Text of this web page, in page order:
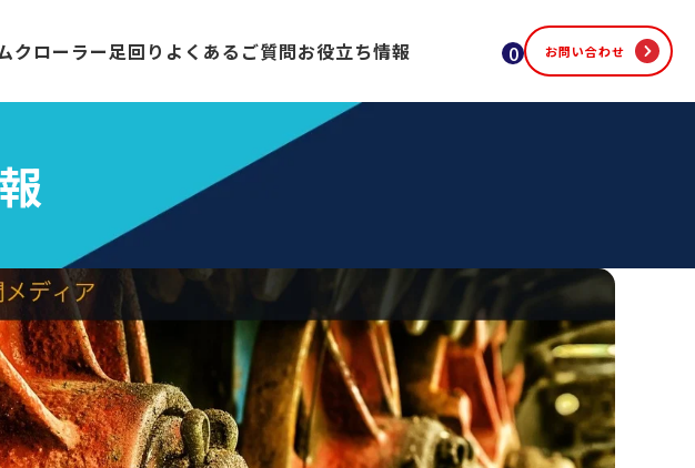
クローラー足回り よくあるご質問お役立ち情報 0 お問い合わせ